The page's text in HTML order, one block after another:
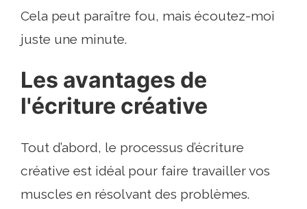
Cela peut paraître fou, mais écoutez-moi
juste une minute.
Les avantages de
l'écriture créative
Tout d’abord, le processus d’écriture
créative est idéal pour faire travailler vos
muscles en résolvant des problèmes.